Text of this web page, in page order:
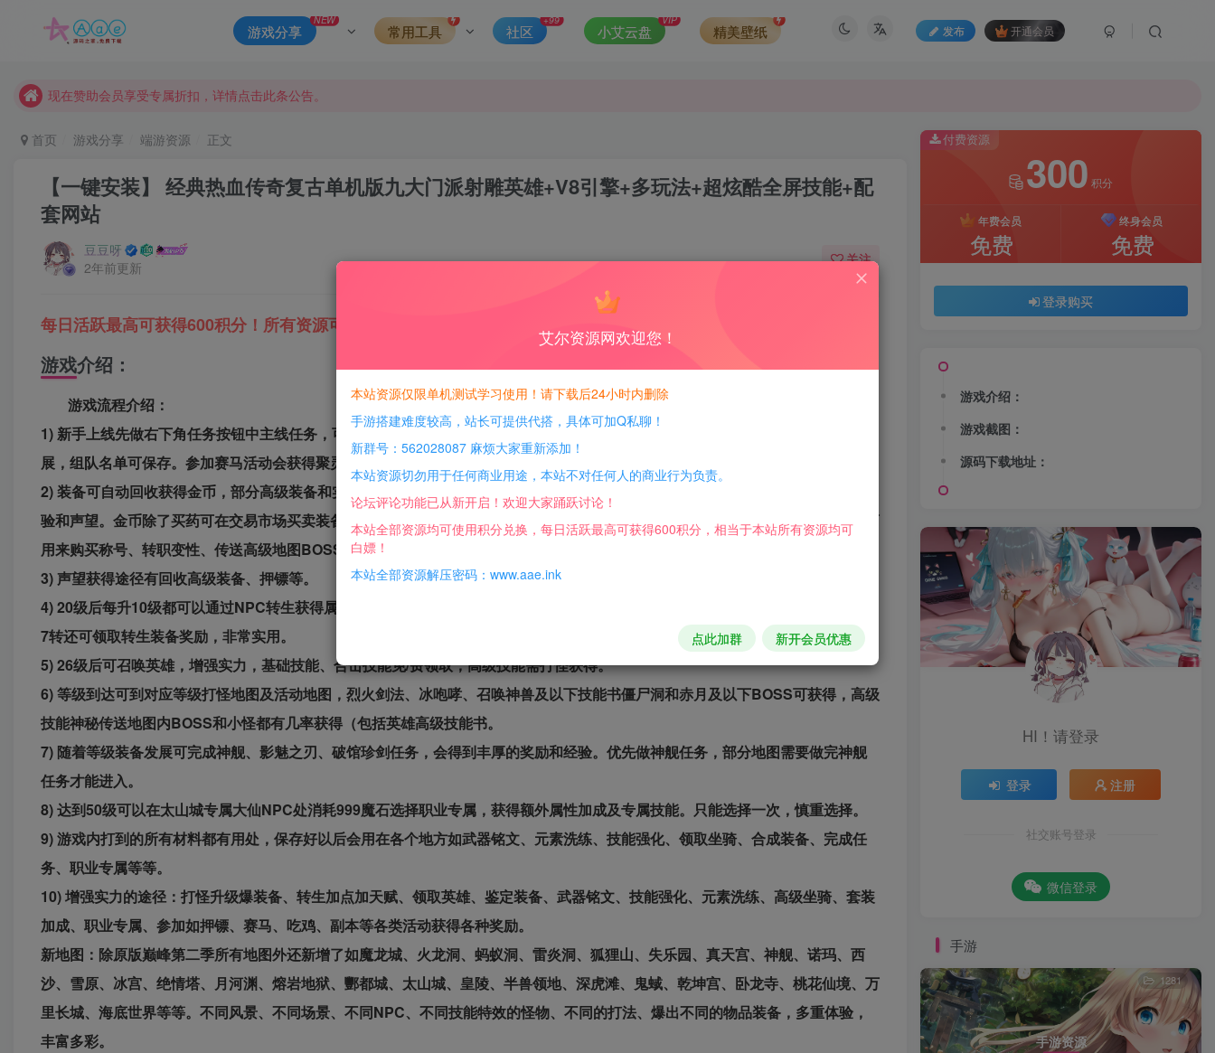
发布 开通会员
游戏分享
NEW
常用工具 社区
+99
小艾云盘
VIP
精美壁纸
本站一律禁止以任何方式发布或转载任何违法的相关信息，访客发现请向站长举报
请勿相信任何评论区广告！以免上当受骗！
首页 游戏分享 端游资源 正文
【一键安装】 经典热血传奇复古单机版九大门派射雕英雄+V8引擎+多玩法+超炫酷全屏技能+配
套网站
豆豆呀
2年前更新
关注
每日活跃最高可获得600积分！所有资源可以使用积分免费兑换！
游戏介绍：
游戏流程介绍：
1) 新手上线先做右下角任务按钮中主线任务，可获得大量金币和经验，初期升级和买药的困难轻松度过。也可和假人组队共同发
展，组队名单可保存。参加赛马活动会获得聚灵珠，升级神器。
2) 装备可自动回收获得金币，部分高级装备和实物材料可回收元宝，部分装备材料回收在高级装备合成回收NPC处可获得元宝、经
验和声望。金币除了买药可在交易市场买卖装备、升级项链幸运、元素洗练、兑换战马坐骑、加天赋属性技能、参加活动等。元宝可
用来购买称号、转职变性、传送高级地图BOSS房间、开启怪物攻城、召唤白虎兽、合成铭文石、参加活动等。
3) 声望获得途径有回收高级装备、押镖等。
4) 20级后每升10级都可以通过NPC转生获得属性点和天赋点，属性点可自选属性添加，天赋点可在NPC激活天赋属性或技能。3-5-
7转还可领取转生装备奖励，非常实用。
5) 26级后可召唤英雄，增强实力，基础技能、合击技能免/费领取，高级技能需打怪获得。
6) 等级到达可到对应等级打怪地图及活动地图，烈火剑法、冰咆哮、召唤神兽及以下技能书僵尸洞和赤月及以下BOSS可获得，高级
技能神秘传送地图内BOSS和小怪都有几率获得（包括英雄高级技能书。
7) 随着等级装备发展可完成神舰、影魅之刃、破馆珍剑任务，会得到丰厚的奖励和经验。优先做神舰任务，部分地图需要做完神舰
任务才能进入。
8) 达到50级可以在太山城专属大仙NPC处消耗999魔石选择职业专属，获得额外属性加成及专属技能。只能选择一次，慎重选择。
9) 游戏内打到的所有材料都有用处，保存好以后会用在各个地方如武器铭文、元素洗练、技能强化、领取坐骑、合成装备、完成任
务、职业专属等等。
10) 增强实力的途径：打怪升级爆装备、转生加点加天赋、领取英雄、鉴定装备、武器铭文、技能强化、元素洗练、高级坐骑、套装
加成、职业专属、参加如押镖、赛马、吃鸡、副本等各类活动获得各种奖励。
新地图：除原版巅峰第二季所有地图外还新增了如魔龙城、火龙洞、蚂蚁洞、雷炎洞、狐狸山、失乐园、真天宫、神舰、诺玛、西
沙、雪原、冰宫、绝情塔、月河渊、熔岩地狱、酆都城、太山城、皇陵、半兽领地、深虎滩、鬼蜮、乾坤宫、卧龙寺、桃花仙境、万
里长城、海底世界等等。不同风景、不同场景、不同NPC、不同技能特效的怪物、不同的打法、爆出不同的物品装备，多重体验，
丰富多彩。
付费资源
300 积分
年费会员
免费
终身会员
免费
登录购买
游戏介绍：
游戏截图：
源码下载地址：
HI！请登录
登录 注册
社交账号登录
微信登录
手游
手游资源
1281
艾尔资源网欢迎您！
本站资源仅限单机测试学习使用！请下载后24小时内删除
手游搭建难度较高，站长可提供代搭，具体可加Q私聊！
新群号：562028087 麻烦大家重新添加！
本站资源切勿用于任何商业用途，本站不对任何人的商业行为负责。
论坛评论功能已从新开启！欢迎大家踊跃讨论！
本站全部资源均可使用积分兑换，每日活跃最高可获得600积分，相当于本站所有资源均可
白嫖！
本站全部资源解压密码：www.aae.ink
点此加群 新开会员优惠